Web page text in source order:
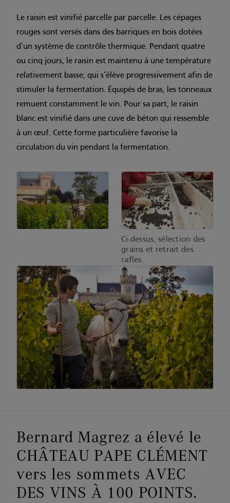
Le raisin est vinifié parcelle par parcelle. Les cépages
rouges sont versés dans des barriques en bois dotées
d’un système de contrôle thermique. Pendant quatre
ou cinq jours, le raisin est maintenu à une température
relativement basse, qui s’élève progressivement afin de
stimuler la fermentation. Équipés de bras, les tonneaux
remuent constamment le vin. Pour sa part, le raisin
blanc est vinifié dans une cuve de béton qui ressemble
à un œuf. Cette forme particulière favorise la
circulation du vin pendant la fermentation.
Ci-dessus, sélection des
grains et retrait des
rafles.
Bernard Magrez a élevé le
CHÂTEAU PAPE CLÉMENT
vers les sommets AVEC
DES VINS À 100 POINTS.